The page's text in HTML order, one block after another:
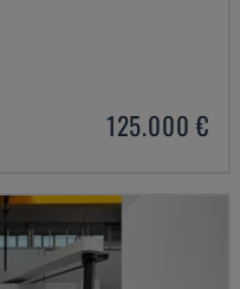
125.000 €